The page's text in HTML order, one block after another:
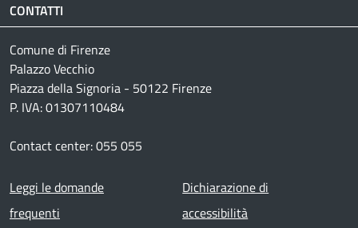
CONTATTI
Comune di Firenze
Palazzo Vecchio
Piazza della Signoria - 50122 Firenze
P. IVA: 01307110484
Contact center: 055 055
Footer menu
Leggi le domande
frequenti
Dichiarazione di
accessibilità